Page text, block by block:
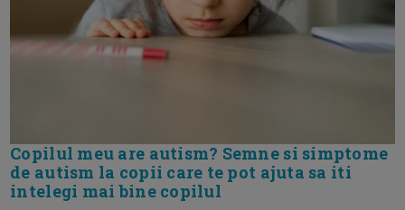
Copilul meu are autism? Semne si simptome
de autism la copii care te pot ajuta sa iti
intelegi mai bine copilul